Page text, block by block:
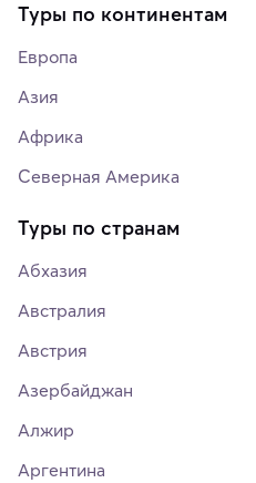
Туры по континентам
Европа
Азия
Африка
Северная Америка
Туры по странам
Абхазия
Австралия
Австрия
Азербайджан
Алжир
Аргентина